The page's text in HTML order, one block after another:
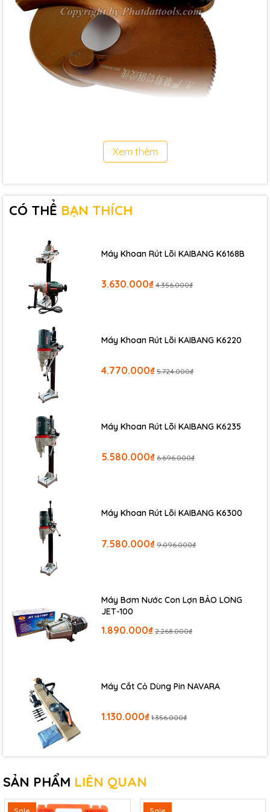
Kìm cắt cáp nhông J40được tinh luyện bằng
chất lượng thép siêu bền và được gia nhiệt để làm cho chất lượng
thép đạt đến hiệu quả cao nhất, giảm tối đa hao mòn trong quá
phủ bằng lớp nhựa phủ bảo vệ tay giúp cho việc cầm nắm cắt dễ
dàng thoải mái và nắm vững.
Thông số kĩ thuậtKìm cắt cáp nhông J40:
Xem thêm
CÓ THỂ BẠN THÍCH
Máy Khoan Rút Lõi KAIBANG K6168B
3.630.000₫ 4.356.000₫
Máy Khoan Rút Lõi KAIBANG K6220
4.770.000₫ 5.724.000₫
Máy Khoan Rút Lõi KAIBANG K6235
5.580.000₫ 6.696.000₫
Máy Khoan Rút Lõi KAIBANG K6300
7.580.000₫ 9.096.000₫
Máy Bơm Nước Con Lợn BẢO LONG
JET-100
1.890.000₫ 2.268.000₫
Máy Cắt Cỏ Dùng Pin NAVARA
1.130.000₫ 1.356.000₫
SẢN PHẨM LIÊN QUAN